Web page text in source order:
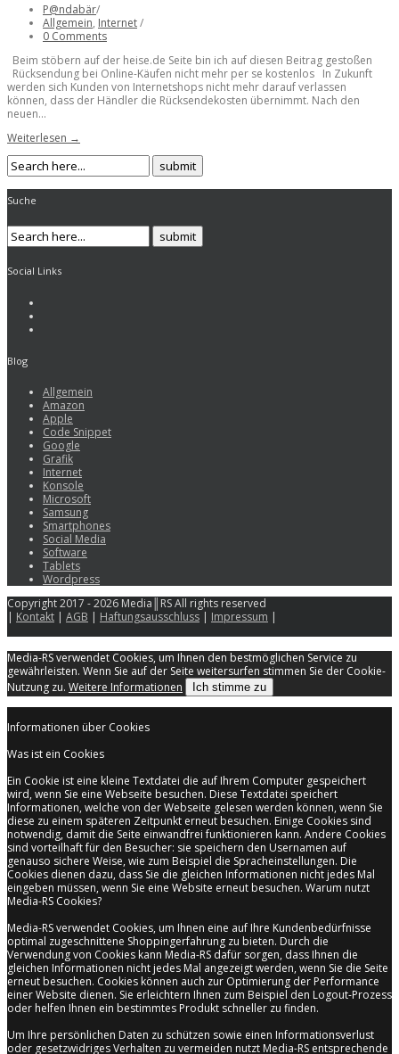
P@ndabär/
Allgemein, Internet/
0 Comments
Beim stöbern auf der heise.de Seite bin ich auf diesen Beitrag gestoßen
Rücksendung bei Online-Käufen nicht mehr per se kostenlos In Zukunft
werden sich Kunden von Internetshops nicht mehr darauf verlassen
können, dass der Händler die Rücksendekosten übernimmt. Nach den
neuen...
Weiterlesen →
Suche
Social Links
Blog
Allgemein
Amazon
Apple
Code Snippet
Google
Grafik
Internet
Konsole
Microsoft
Samsung
Smartphones
Social Media
Software
Tablets
Wordpress
Copyright 2017 - 2026 Media║RS All rights reserved
| Kontakt | AGB | Haftungsausschluss | Impressum |
Media-RS verwendet Cookies, um Ihnen den bestmöglichen Service zu
gewährleisten. Wenn Sie auf der Seite weitersurfen stimmen Sie der Cookie-
Nutzung zu. Weitere Informationen Ich stimme zu
Informationen über Cookies
Was ist ein Cookies
Ein Cookie ist eine kleine Textdatei die auf Ihrem Computer gespeichert
wird, wenn Sie eine Webseite besuchen. Diese Textdatei speichert
Informationen, welche von der Webseite gelesen werden können, wenn Sie
diese zu einem späteren Zeitpunkt erneut besuchen. Einige Cookies sind
notwendig, damit die Seite einwandfrei funktionieren kann. Andere Cookies
sind vorteilhaft für den Besucher: sie speichern den Usernamen auf
genauso sichere Weise, wie zum Beispiel die Spracheinstellungen. Die
Cookies dienen dazu, dass Sie die gleichen Informationen nicht jedes Mal
eingeben müssen, wenn Sie eine Website erneut besuchen. Warum nutzt
Media-RS Cookies?
Media-RS verwendet Cookies, um Ihnen eine auf Ihre Kundenbedürfnisse
optimal zugeschnittene Shoppingerfahrung zu bieten. Durch die
Verwendung von Cookies kann Media-RS dafür sorgen, dass Ihnen die
gleichen Informationen nicht jedes Mal angezeigt werden, wenn Sie die Seite
erneut besuchen. Cookies können auch zur Optimierung der Performance
einer Website dienen. Sie erleichtern Ihnen zum Beispiel den Logout-Prozess
oder helfen Ihnen ein bestimmtes Produkt schneller zu finden.
Um Ihre persönlichen Daten zu schützen sowie einen Informationsverlust
oder gesetzwidriges Verhalten zu vermeiden nutzt Media-RS entsprechende